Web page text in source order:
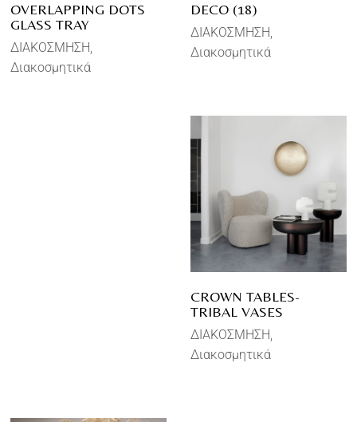
OVERLAPPING DOTS
GLASS TRAY
ΔΙΑΚΟΣΜΗΣΗ
Διακοσμητικά
DECO (18)
ΔΙΑΚΟΣΜΗΣΗ
Διακοσμητικά
CROWN TABLES-
TRIBAL VASES
ΔΙΑΚΟΣΜΗΣΗ
Διακοσμητικά